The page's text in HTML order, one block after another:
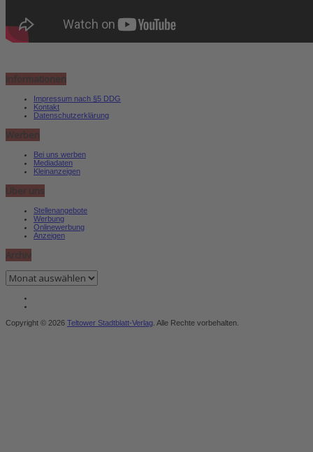
Informationen
Impressum nach §5 DDG
Kontakt
Datenschutzerklärung
Werben
Bei uns werben
Mediadaten
Kleinanzeigen
Über uns
Stellenangebote
Werbung
Onlinewerbung
Anzeigen
Archiv
Archiv
Copyright © 2026 Teltower Stadtblatt-Verlag . Alle Rechte vorbehalten.